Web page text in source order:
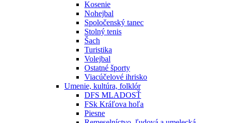
Kosenie
Nohejbal
Spoločenský tanec
Stolný tenis
Šach
Turistika
Volejbal
Ostatné športy
Viacúčelové ihrisko
Umenie, kultúra, folklór
DFS MLADOSŤ
FSk Kráľova hoľa
Piesne